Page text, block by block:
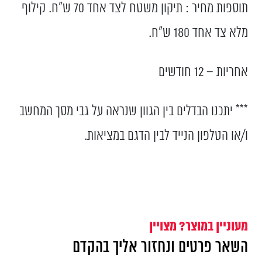
תוספות מחיר : תיקון משטח לצד אחד 70 ש"ח. קילוף
מלא צד אחד 180 ש"ח.
אחריות – 12 חודשים
*** יתכנו הבדלים בין הגוון שנראה על גבי מסך המחשב
ו/או הטלפון הנייד לבין הדגם במציאות.
מעוניין במוצר? מצויין
השאר פרטים ונחזור אליך בהקדם